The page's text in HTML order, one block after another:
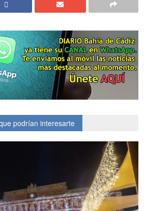
podrían interesarte